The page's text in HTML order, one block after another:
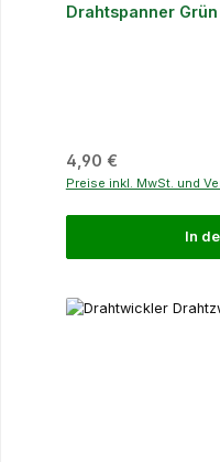
Drahtspanner
Regulärer Preis:
4,90 €
Preise inkl. MwSt. und
In